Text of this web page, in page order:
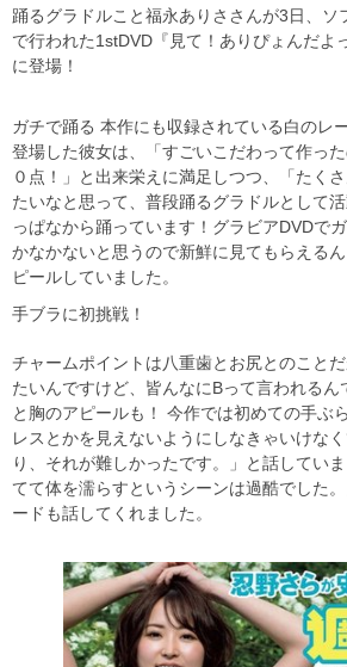
踊るグラドルこと福永ありささんが3日、
で行われた1stDVD『見て！ありぴょんだよ
に登場！
ガチで踊る 本作にも収録されている白のレ
登場した彼女は、「すごいこだわって作っ
０点！」と出来栄えに満足しつつ、「たく
たいなと思って、普段踊るグラドルとして
っぱなから踊っています！グラビアDVDで
かなかないと思うので新鮮に見てもらえる
ピールしていました。
手ブラに初挑戦！
チャームポイントは八重歯とお尻とのこと
たいんですけど、皆んなにBって言われるん
と胸のアピールも！ 今作では初めての手ぶ
レスとかを見えないようにしなきゃいけな
り、それが難しかったです。」と話してい
てて体を濡らすというシーンは過酷でした
ードも話してくれました。